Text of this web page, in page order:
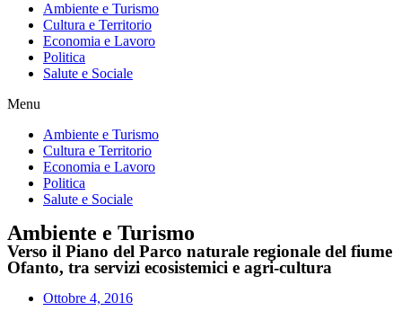
Ambiente e Turismo
Cultura e Territorio
Economia e Lavoro
Politica
Salute e Sociale
Menu
Ambiente e Turismo
Cultura e Territorio
Economia e Lavoro
Politica
Salute e Sociale
Ambiente e Turismo
Verso il Piano del Parco naturale regionale del fiume
Ofanto, tra servizi ecosistemici e agri-cultura
Ottobre 4, 2016